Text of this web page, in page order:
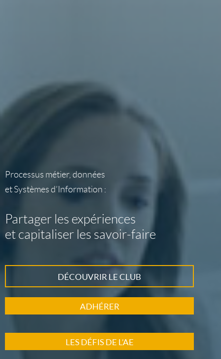
Processus métier, données
et Systèmes d’Information :
Partager les expériences
et capitaliser les savoir-faire
DÉCOUVRIR LE CLUB
ADHÉRER
LES DÉFIS DE L’AE